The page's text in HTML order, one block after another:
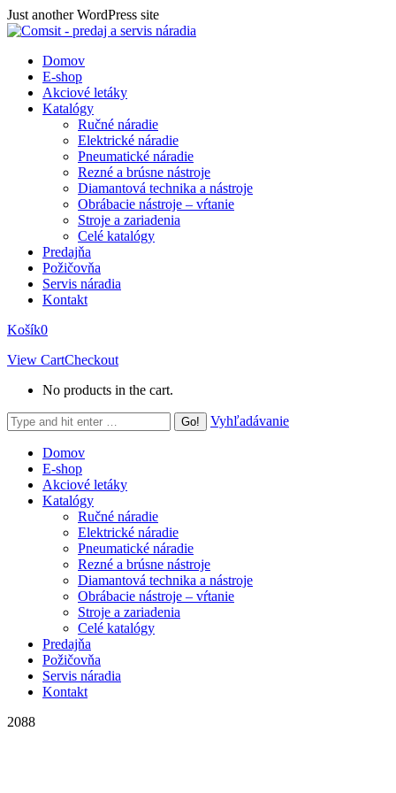
Skip
to
Just another WordPress site
Domov
E-shop
Akciové letáky
Katalógy
Ručné náradie
Elektrické náradie
Pneumatické náradie
Rezné a brúsne nástroje
Diamantová technika a nástroje
Obrábacie nástroje – vŕtanie
Stroje a zariadenia
Celé katalógy
Predajňa
Požičovňa
Servis náradia
Kontakt
Košík0
View CartCheckout
No products in the cart.
Search:
Vyhľadávanie
Domov
E-shop
Akciové letáky
Katalógy
Ručné náradie
Elektrické náradie
Pneumatické náradie
Rezné a brúsne nástroje
Diamantová technika a nástroje
Obrábacie nástroje – vŕtanie
Stroje a zariadenia
Celé katalógy
Predajňa
Požičovňa
Servis náradia
Kontakt
2088